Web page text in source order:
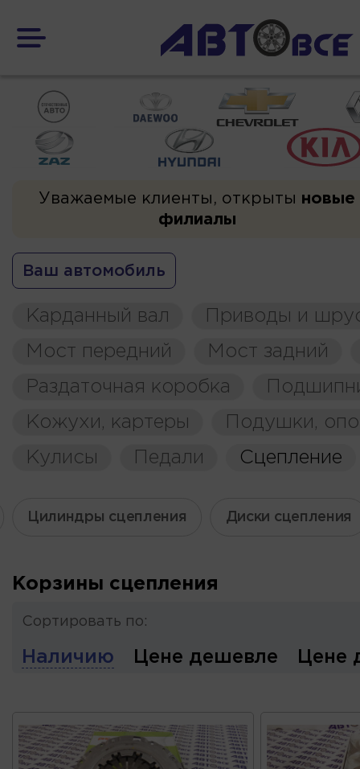
Уважаемые клиенты, открыты новые
филиалы
Ваш автомобиль
Карданный вал
Приводы и
Мост передний
Мост задний
Раздаточная коробка
Кожухи, картеры
Подушки,
Кулисы
Педали Сцепление
Цилиндры сцепления Диски сцепления
Корзины сцепления
Сортировать по:
Наличию Цене дешевле Цене